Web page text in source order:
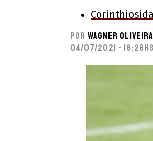
Por Wagner Oliveira
04/07/2021 -